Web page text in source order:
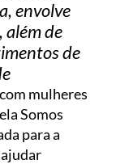
envolve
além de
de
mulheres
Somos
para a